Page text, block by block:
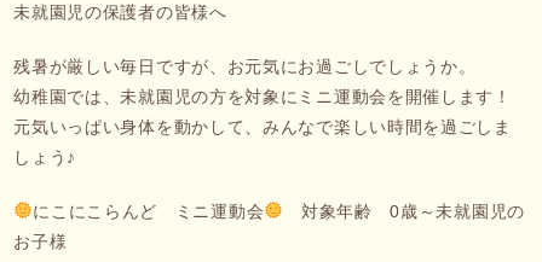
未就園児の保護者の皆様へ
残暑が厳しい毎日ですが、お元気にお過ごしでしょうか。
幼稚園では、未就園児の方を対象にミニ運動会を開催します！
元気いっぱい身体を動かして、みんなで楽しい時間を過ごしま
しょう♪
にこにこらんど ミニ運動会
対象年齢 0歳～未就園児の
お子様